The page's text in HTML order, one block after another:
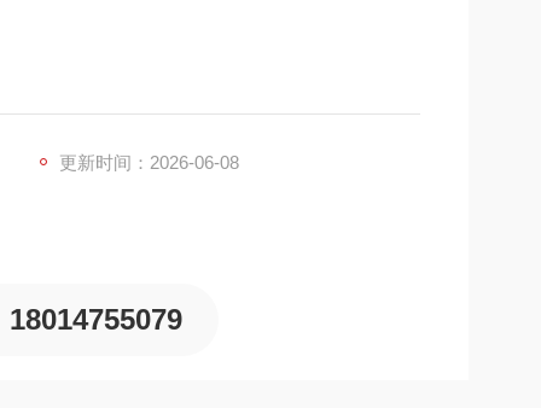
HONOR、MARZOCCHI）+ 国产高性价比替代
更新时间：2026-06-08
18014755079